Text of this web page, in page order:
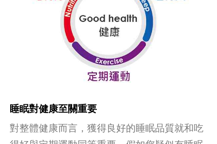
睡眠對健康至關重要
對整體健康而言，獲得良好的睡眠品質就和吃